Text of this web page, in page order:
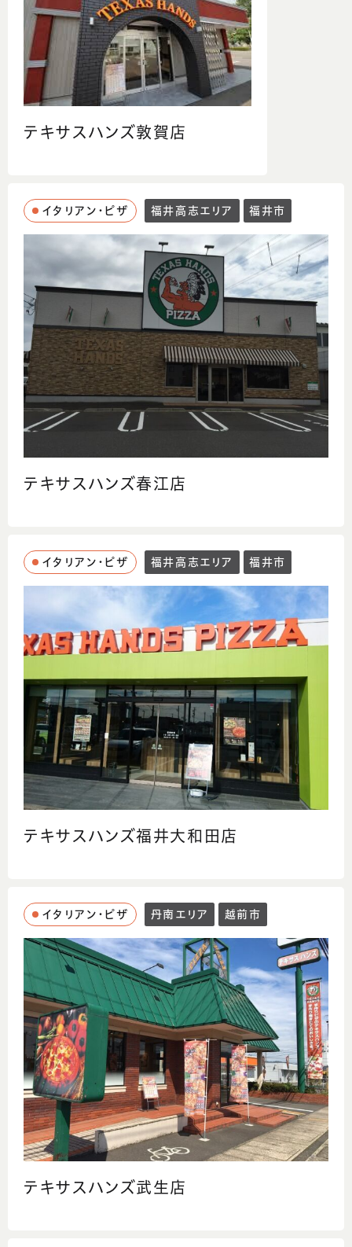
テキサスハンズ敦賀店
イタリアン・ピザ 福井高志エリア 福井市
テキサスハンズ春江店
イタリアン・ピザ 福井高志エリア 福井市
テキサスハンズ福井大和田店
イタリアン・ピザ 丹南エリア 越前市
テキサスハンズ武生店